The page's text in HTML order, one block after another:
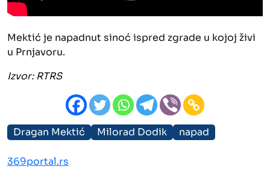
Mektić je napadnut sinoć ispred zgrade u kojoj živi
u Prnjavoru.
Izvor: RTRS
Dragan Mektić Milorad Dodik napad
369portal.rs